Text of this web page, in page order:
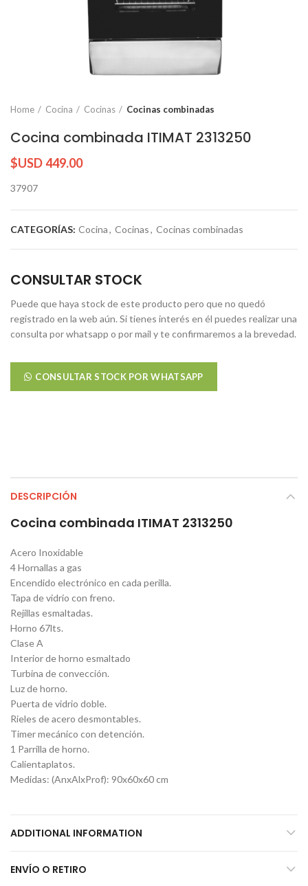
Home Cocina Cocinas Cocinas combinadas
Cocina combinada ITIMAT 2313250
$USD449.00
37907
CATEGORÍAS: Cocina, Cocinas, Cocinas combinadas
CONSULTAR STOCK
Puede que haya stock de este producto pero que no quedó
registrado en la web aún. Si tienes interés en él puedes realizar una
consulta por whatsapp o por mail y te confirmaremos a la brevedad.
CONSULTAR STOCK POR WHATSAPP
DESCRIPCIÓN
Cocina combinada ITIMAT 2313250
Acero Inoxidable
4 Hornallas a gas
Encendido electrónico en cada perilla.
Tapa de vidrio con freno.
Rejillas esmaltadas.
Horno 67lts.
Clase A
Interior de horno esmaltado
Turbina de convección.
Luz de horno.
Puerta de vidrio doble.
Rieles de acero desmontables.
Timer mecánico con detención.
1 Parrilla de horno.
Calientaplatos.
Medidas: (AnxAlxProf): 90x60x60 cm
ADDITIONAL INFORMATION
ENVÍO O RETIRO